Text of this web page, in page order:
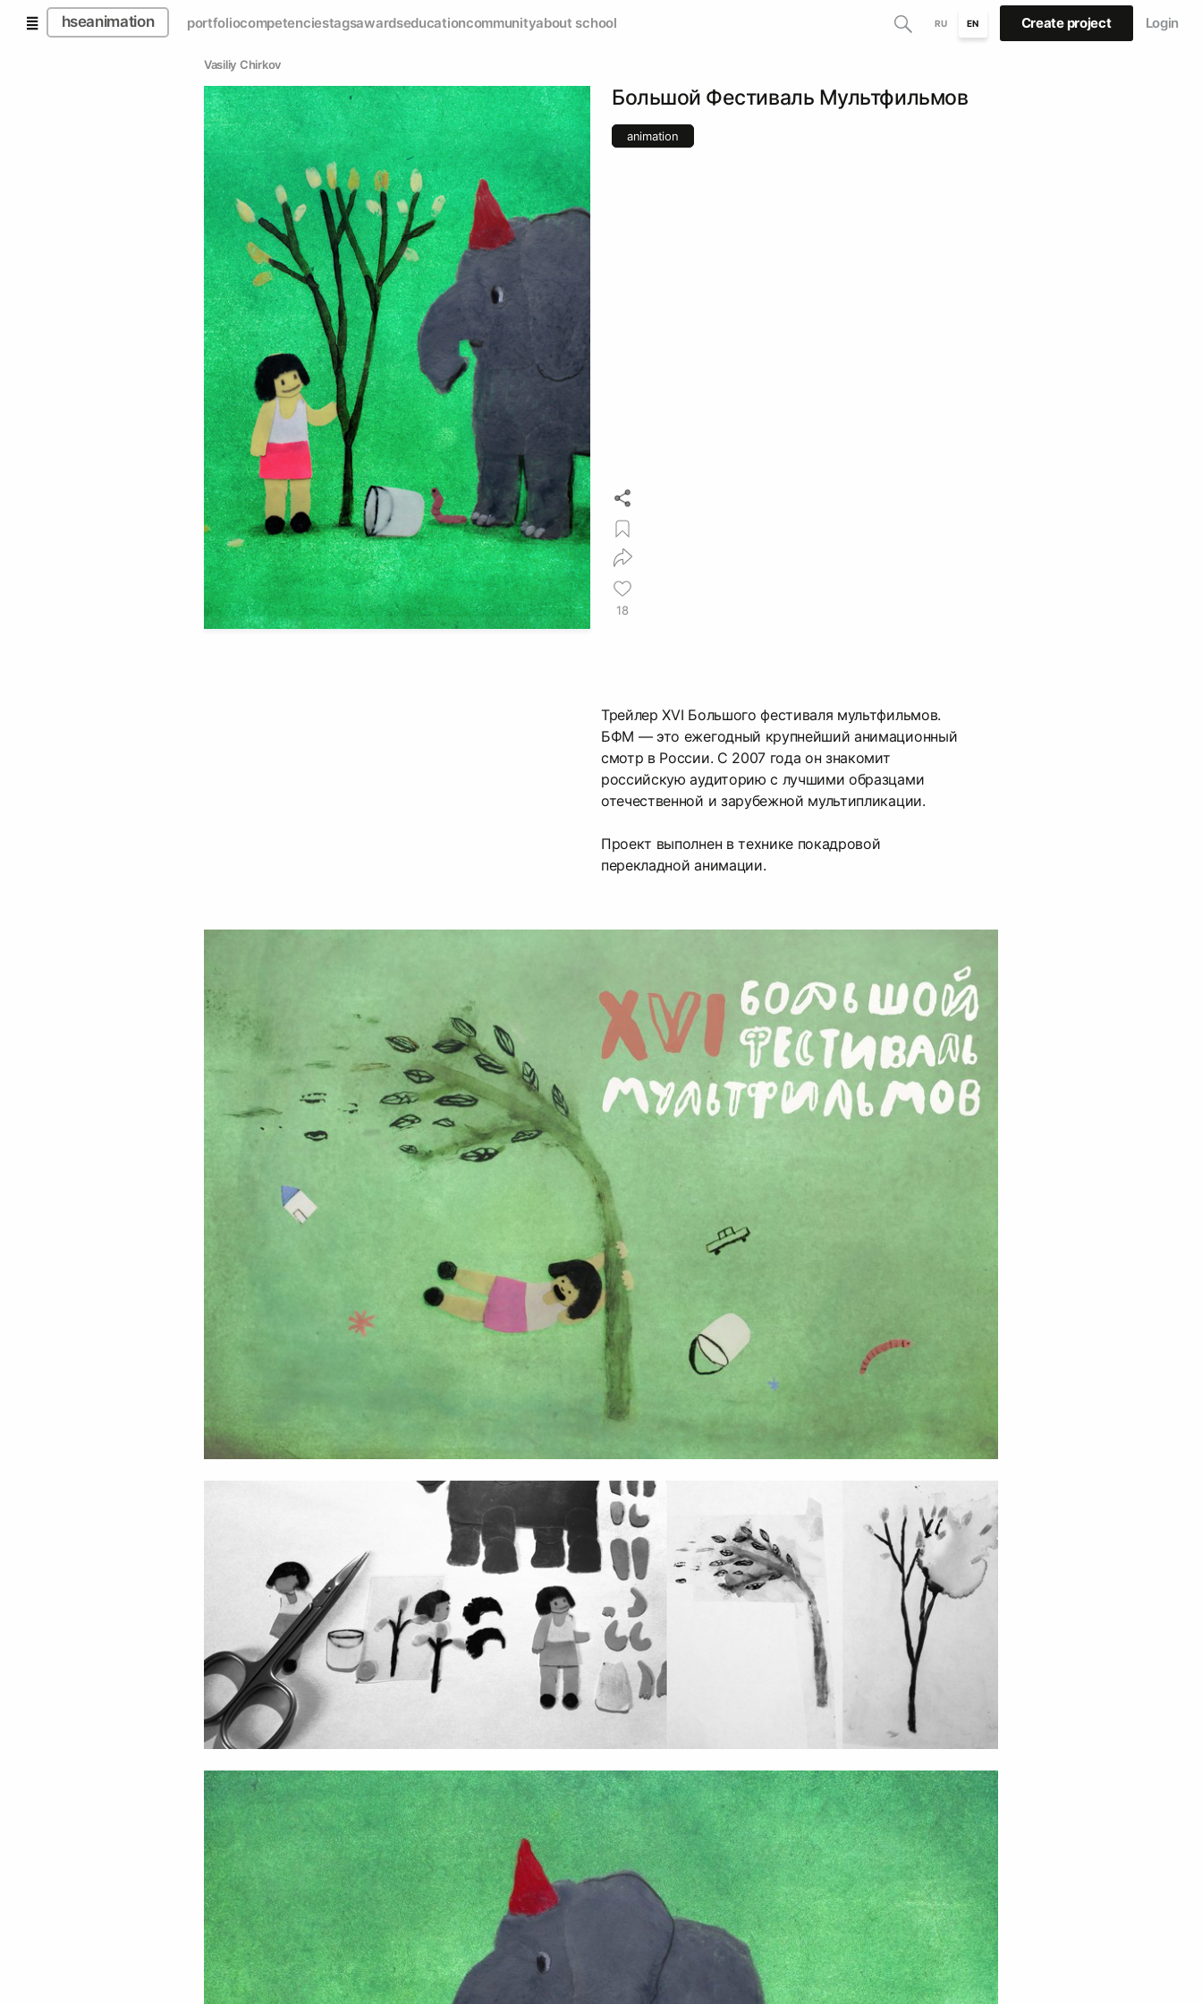
hseanimation portfoliocompetenciestagsawardseducationcommunityabout school RU EN Create project Login
Vasiliy Chirkov
Большой Фестиваль Мультфильмов
animation
18
Трейлер XVI Большого фестиваля мультфильмов.
БФМ — это ежегодный крупнейший анимационный
смотр в России. С 2007 года он знакомит
российскую аудиторию с лучшими образцами
отечественной и зарубежной мультипликации.
Проект выполнен в технике покадровой
перекладной анимации.